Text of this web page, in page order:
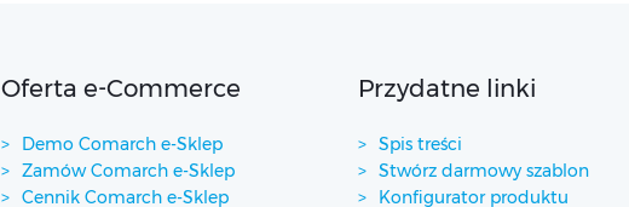
Oferta e-Commerce
Demo Comarch e-Sklep
Zamów Comarch e-Sklep
Cennik Comarch e-Sklep
Przydatne linki
Spis treści
Stwórz darmowy szablon
Konfigurator produktu